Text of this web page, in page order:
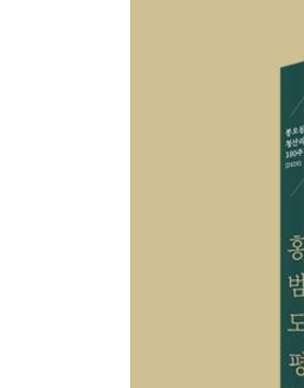
시련 속의 민족혼, 홍
8장 일제의 보복 경신
학살·약탈·소각의 ‘
마적단까지 끌어들
9장 대종교에 참여하
독립운동과 민족종